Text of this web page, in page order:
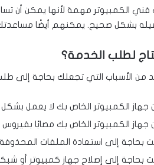
الكمبيوتر مهمة لأنها يمكن أن
بشكل صحيح. يمكنهم أيضًا مساعدتك
لطلب الخدمة؟
من الأسباب التي تجعلك بحاجة إلى
جهاز الكمبيوتر الخاص بك لا يعمل
جهاز الكمبيوتر الخاص بك مصابًا بفيروس
بحاجة إلى استعادة الملفات المحذوفة
بحاجة إلى إصلاح جهاز كمبيوتر أو